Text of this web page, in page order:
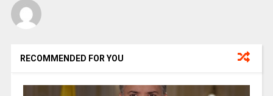
RECOMMENDED FOR YOU